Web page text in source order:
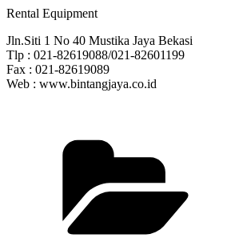
Rental Equipment
Jln.Siti 1 No 40 Mustika Jaya Bekasi
Tlp : 021-82619088/021-82601199
Fax : 021-82619089
Web : www.bintangjaya.co.id